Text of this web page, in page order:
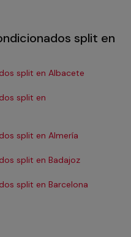
split en
split en Albacete
split en
split en Almería
split en Badajoz
split en Barcelona